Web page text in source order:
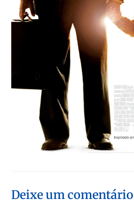
Deixe um comentário